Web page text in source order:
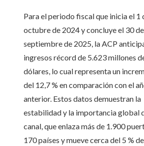
Para el periodo fiscal que inicia el 1
octubre de 2024 y concluye el 30 de
septiembre de 2025, la ACP
ingresos récord de 5.623 millones
dólares, lo cual representa un
del 12,7 % en comparación con el
anterior. Estos datos demuestran la
estabilidad y la importancia global
canal, que enlaza más de 1.900
170 países y mueve cerca del 5 %